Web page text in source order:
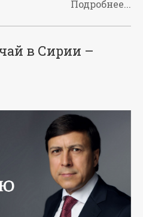
Подробнее...
в Сирии –